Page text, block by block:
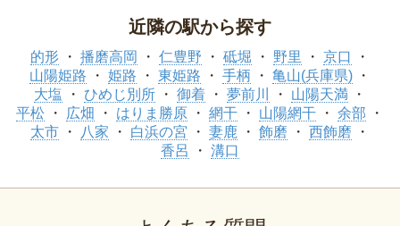
近隣の駅から探す
的形 播磨高岡 仁豊野 砥堀 野里
京口
山陽姫路
姫路 東姫路 手柄
亀山(兵庫県)
大塩
ひめじ別所 御着 夢前川
山陽天満
平松
広畑 はりま勝原 網干 山陽網干
余部
太市
八家 白浜の宮 妻鹿 飾磨
西飾磨
香呂
溝口